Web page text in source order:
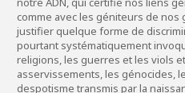
comme avec les géniteurs de
justifier quelque forme de
pourtant systématiquement
religions, les guerres et les viols
asservissements, les génocides,
despotisme transmis par la